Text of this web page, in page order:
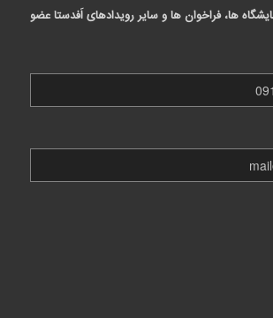
ها، فراخوان ها و سایر رویدادهای اَفدستا عضو